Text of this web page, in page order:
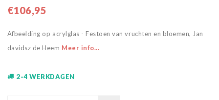
€106,95
Afbeelding op acrylglas - Festoen van vruchten en bloemen, Jan
davidsz de Heem Meer info...
2-4 WERKDAGEN